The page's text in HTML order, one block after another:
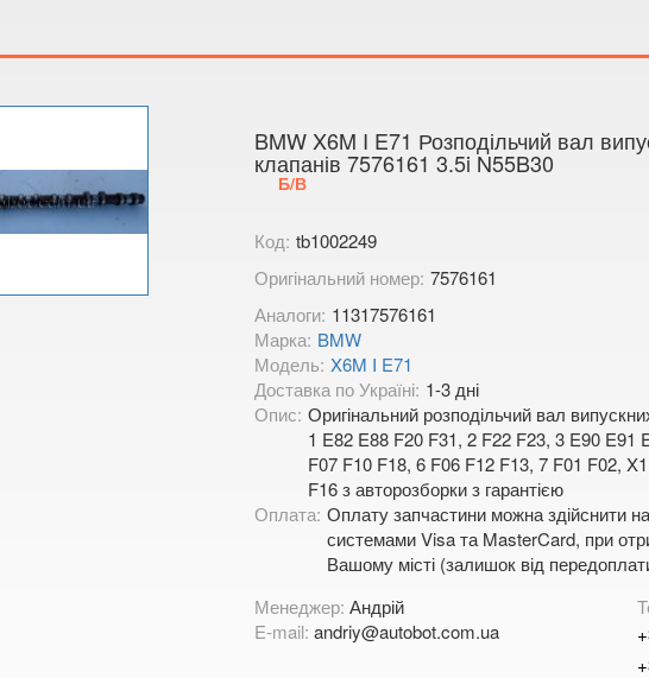
BMW X6M I E71 Розподільчий вал
клапанів 7576161 3.5i N55B30
Б/В
Код: tb1002249
Оригінальний номер: 7576161
Аналоги: 11317576161
Марка: BMW
Модель: X6M I E71
Доставка по Україні: 1-3 дні
Опис: Оригінальний розподільчий вал
1 E82 E88 F20 F31, 2 F22 F23, 3 E90 E91
F07 F10 F18, 6 F06 F12 F13, 7 F01 F02,
F16 з авторозборки з гарантією
Оплата: Оплату запчастини можна здійснити
системами Visa та MasterCard, при
Вашому місті (залишок від
Менеджер: Андрій
E-mail: andriy@autobot.com.ua